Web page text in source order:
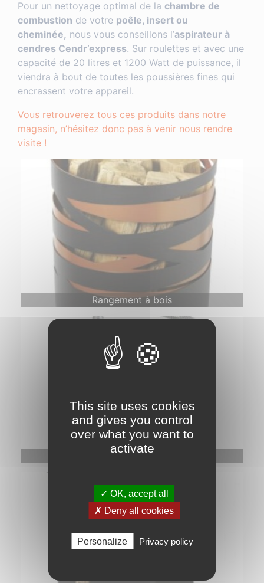
Pour un nettoyage optimal de la chambre de
combustion de votre poêle, insert ou
cheminée, nous vous conseillons l’aspirateur à
cendres Cendr’express. Sur roulettes et avec une
capacité de 20 litres et 1200 Watt de puissance, il
viendra à bout de toutes les poussières fines qui
encrassent votre appareil.
Vous retrouverez tous ces produits dans notre
magasin, n’hésitez donc pas à venir nous rendre
visite !
Rangement à bois
Aspirateur à cendres Cendr’express
This site uses cookies
and gives you control
over what you want to
activate
✓ OK, accept all
✗ Deny all cookies
Personalize Privacy policy